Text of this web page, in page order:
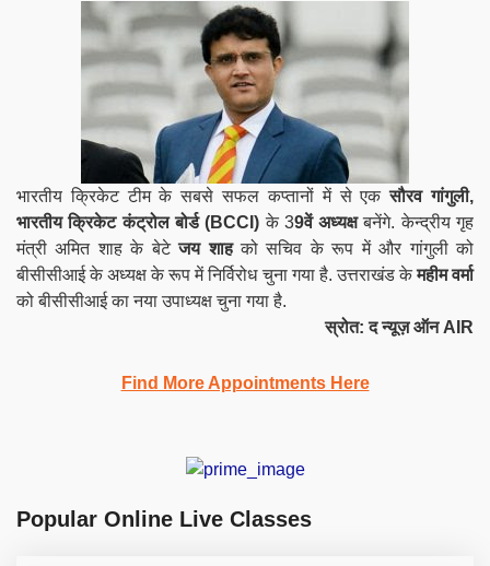
भारतीय क्रिकेट टीम के सबसे सफल कप्तानों में से एकसौरव गांगुली,
भारतीय क्रिकेट कंट्रोल बोर्ड(BCCI)के 39वें अध्यक्षबनेंगे. केन्द्रीय गृह
मंत्री अमित शाह के बेटेजय शाहको सचिव के रूप में और गांगुली को
बीसीसीआई के अध्यक्ष के रूप में निर्विरोध चुना गया है. उत्तराखंड केमहीम वर्मा
को बीसीसीआई का नया उपाध्यक्ष चुना गया है.
स्रोत: द न्यूज़ ऑन AIR
Find More Appointments Here
Popular Online Live Classes